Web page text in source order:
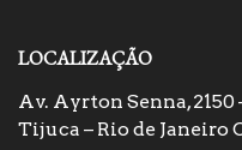
LOCALIZAÇÃO
Av. Ayrton Senna, 2150
Tijuca – Rio de Janeiro